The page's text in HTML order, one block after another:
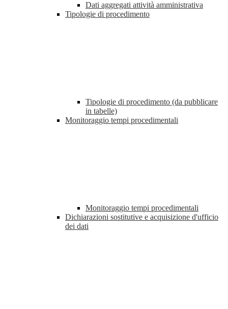
Dati aggregati attività amministrativa
Tipologie di procedimento
Tipologie di procedimento (da pubblicare
in tabelle)
Monitoraggio tempi procedimentali
Monitoraggio tempi procedimentali
Dichiarazioni sostitutive e acquisizione d'ufficio
dei dati